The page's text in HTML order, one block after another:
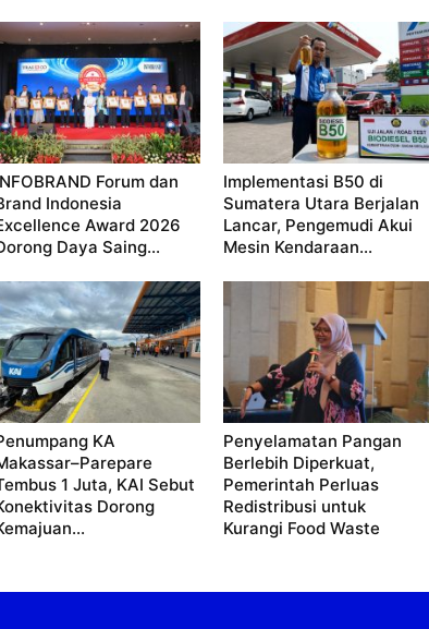
Forum dan
Indonesia
Award 2026
Daya Saing...
Implementasi B50 di
Sumatera Utara Berjalan
Lancar, Pengemudi Akui
Mesin Kendaraan...
KA
1 Juta, KAI Sebut
Dorong
Penyelamatan Pangan
Berlebih Diperkuat,
Pemerintah Perluas
Redistribusi untuk
Kurangi Food Waste